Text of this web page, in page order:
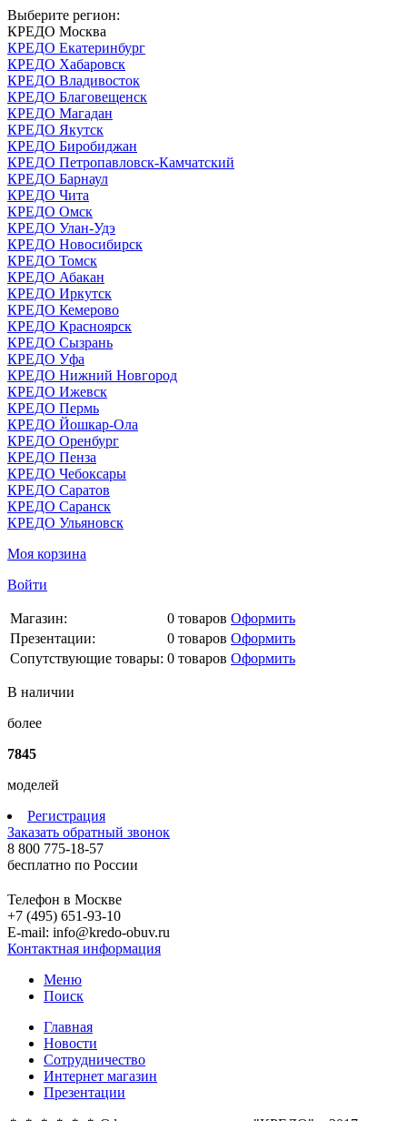
Выберите регион:
КРЕДО Москва
КРЕДО Екатеринбург
КРЕДО Хабаровск
КРЕДО Владивосток
КРЕДО Благовещенск
КРЕДО Магадан
КРЕДО Якутск
КРЕДО Биробиджан
КРЕДО Петропавловск-Камчатский
КРЕДО Барнаул
КРЕДО Чита
КРЕДО Омск
КРЕДО Улан-Удэ
КРЕДО Новосибирск
КРЕДО Томск
КРЕДО Абакан
КРЕДО Иркутск
КРЕДО Кемерово
КРЕДО Красноярск
КРЕДО Сызрань
КРЕДО Уфа
КРЕДО Нижний Новгород
КРЕДО Ижевск
КРЕДО Пермь
КРЕДО Йошкар-Ола
КРЕДО Оренбург
КРЕДО Пенза
КРЕДО Чебоксары
КРЕДО Саратов
КРЕДО Саранск
КРЕДО Ульяновск
Моя корзина
Войти
Магазин: 0 товаров Оформить
Презентации:
0 товаров Оформить
Сопутствующие товары: 0 товаров Оформить
В наличии
более
7845
моделей
Регистрация
Заказать обратный звонок
8 800 775-18-57
бесплатно по России
Телефон в Москве
+7 (495) 651-93-10
E-mail: info@kredo-obuv.ru
Контактная информация
Меню
Поиск
Главная
Новости
Сотрудничество
Интернет магазин
Презентации